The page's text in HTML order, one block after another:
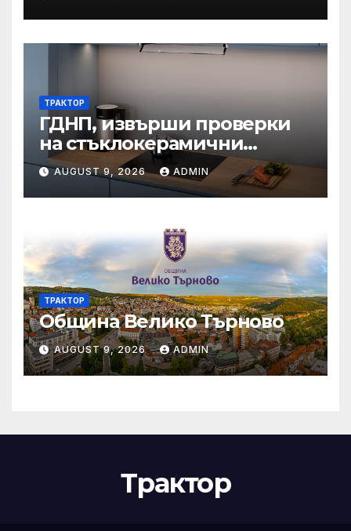
ТРАКТОР
ГДНП, извърши проверки
на стъклокерамични
вградени котлони в
България
AUGUST 9, 2026 ADMIN
ТРАКТОР
Община Велико Търново
AUGUST 9, 2026 ADMIN
Трактор